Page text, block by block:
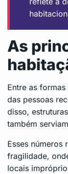
As
Entre as formas
das pessoas
disso,
também
Esses números
fragilidade,
locais